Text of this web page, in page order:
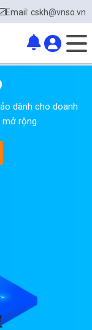
Email: cskh@vnso.vn
dành cho doanh
mở rộng.